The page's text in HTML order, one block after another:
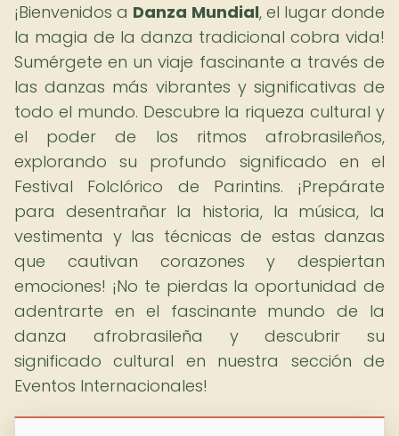
¡Bienvenidos a Danza Mundial, el lugar donde
la magia de la danza tradicional cobra vida!
Sumérgete en un viaje fascinante a través de
las danzas más vibrantes y significativas de
todo el mundo. Descubre la riqueza cultural y
el poder de los ritmos afrobrasileños,
explorando su profundo significado en el
Festival Folclórico de Parintins. ¡Prepárate
para desentrañar la historia, la música, la
vestimenta y las técnicas de estas danzas
que cautivan corazones y despiertan
emociones! ¡No te pierdas la oportunidad de
adentrarte en el fascinante mundo de la
danza afrobrasileña y descubrir su
significado cultural en nuestra sección de
Eventos Internacionales!